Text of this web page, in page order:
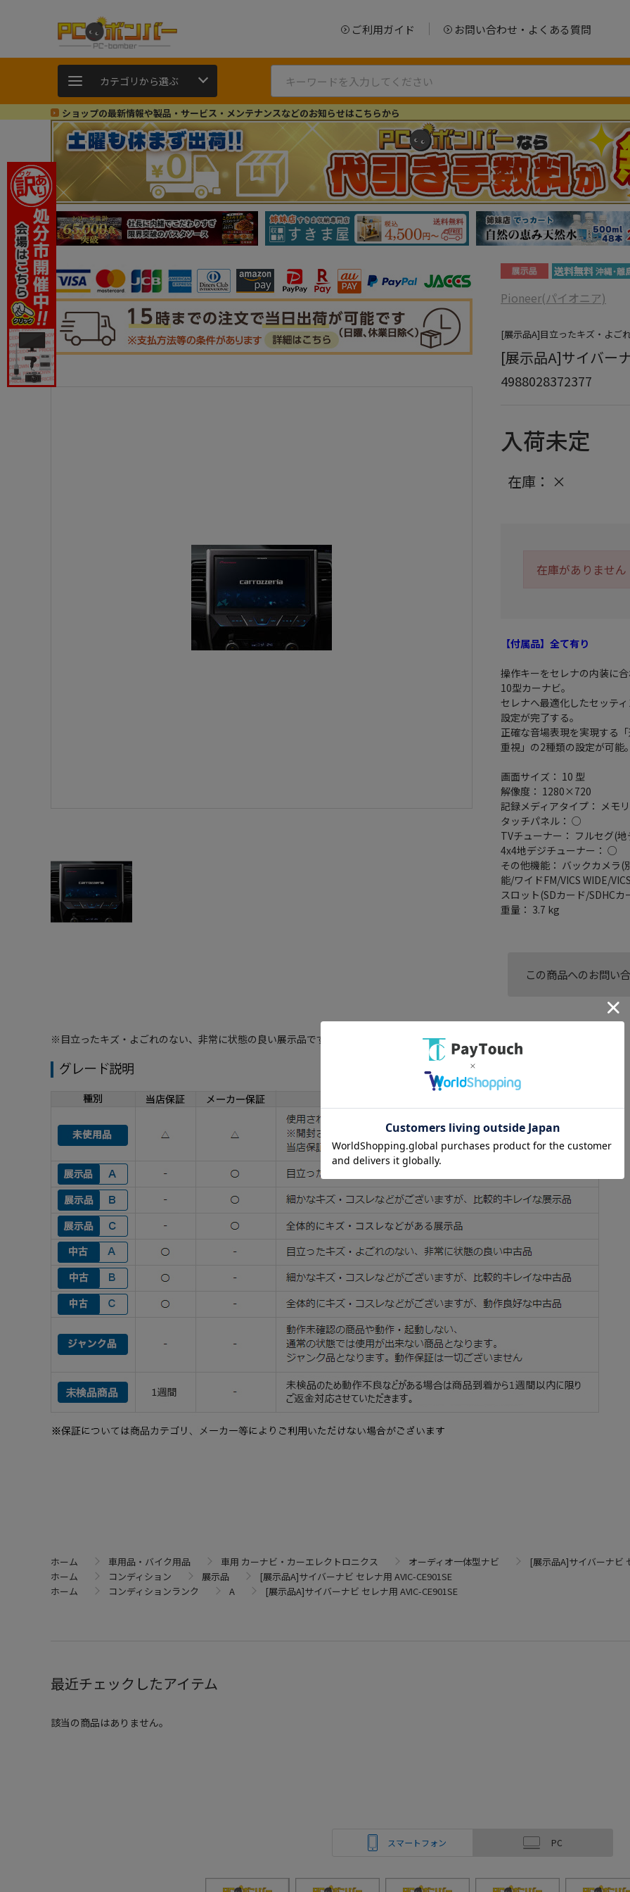
ご利用ガイド お問い合わせ・よくある質問
カテゴリから選ぶ
ショップの最新情報や製品・サービス・メンテナンスなどのお知らせはこちらから
Pioneer(パイオニア)
[展示品A]目立ったキズ・よご
[展示品A]サイバー
4988028372377
入荷未定
在庫： ×
在庫がありません
【付属品】全て有り
操作キーをセレナの内装に
10型カーナビ。
セレナへ最適化したセッテ
設定が完了する。
正確な音場表現を実現する
重視」の2種類の設定が可能
画面サイズ： 10 型
解像度： 1280×720
記録メディアタイプ： メモリ
タッチパネル： ○
TVチューナー： フルセグ(
4x4地デジチューナー： ○
その他機能： バックカメ
能/ワイドFM/VICS WIDE/
スロット(SDカード/SDHC
重量： 3.7 kg
この商品へのお問い
※目立ったキズ・よごれのない、非常に状態の良い展示品です。【付属品】全てあり
ホーム 車用品・バイク用品 車用 カーナビ・カーエレクトロニクス オーディオ一体型ナビ
[展示品A]サイバーナビ
ホーム
コンディション 展示品
[展示品A]サイバーナビ セレナ用 AVIC-CE901SE
ホーム
コンディションランク A [展示品A]サイバーナビ セレナ用 AVIC-CE901SE
最近チェックしたアイテム
該当の商品はありません。
スマートフォン PC